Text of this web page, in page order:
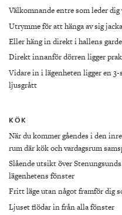
Välkomnande entre som leder
Utrymme för att hänga av sig
Eller häng in direkt i hallens
Direkt innanför dörren ligger
Vidare in i lägenheten ligger en
ljusgrått
KÖK
När du kommer gåendes i den
rum där kök och vardagsrum
Slående utsikt över
lägenhetens fönster
Fritt läge utan något framför dig
Ljuset flödar in från alla fönster